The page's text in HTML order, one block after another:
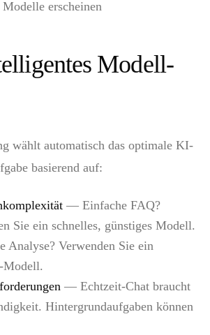
Modelle erscheinen
Modell-
wählt automatisch das optimale KI-
basierend auf:
— Einfache FAQ?
Sie ein schnelles, günstiges Modell.
Analyse? Verwenden Sie ein
Modell.
— Echtzeit-Chat braucht
Hintergrundaufgaben können